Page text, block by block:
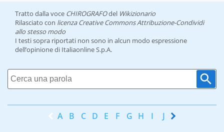
Tratto dalla voce CHIROGRAFOdel Wikizionario
Rilasciato con licenza Creative Commons Attribuzione-Condividi
allo stesso modo
I testi sopra riportati non sono in alcun modo espressione
dell’opinione di Italiaonline S.p.A.
A B C D E F G H I J K